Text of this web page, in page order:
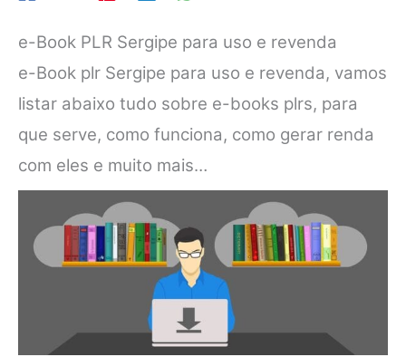
e-Book PLR Sergipe para uso e revenda
e-Book plr Sergipe para uso e revenda, vamos
listar abaixo tudo sobre e-books plrs, para
que serve, como funciona, como gerar renda
com eles e muito mais…